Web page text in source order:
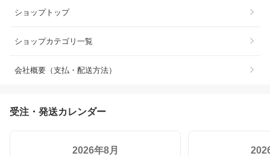
ショップトップ
ショップカテゴリ一覧
会社概要（支払・配送方法）
受注・発送カレンダー
2026年8月